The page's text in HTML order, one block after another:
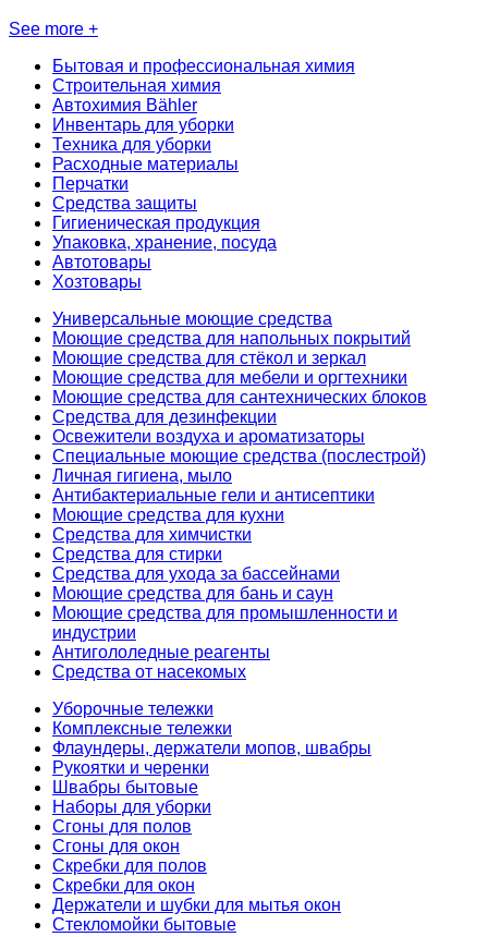
See more +
Бытовая и профессиональная химия
Строительная химия
Автохимия Bähler
Инвентарь для уборки
Техника для уборки
Расходные материалы
Перчатки
Средства защиты
Гигиеническая продукция
Упаковка, хранение, посуда
Автотовары
Хозтовары
Универсальные моющие средства
Моющие средства для напольных покрытий
Моющие средства для стёкол и зеркал
Моющие средства для мебели и оргтехники
Моющие средства для сантехнических блоков
Средства для дезинфекции
Освежители воздуха и ароматизаторы
Специальные моющие средства (послестрой)
Личная гигиена, мыло
Антибактериальные гели и антисептики
Моющие средства для кухни
Средства для химчистки
Средства для стирки
Средства для ухода за бассейнами
Моющие средства для бань и саун
Моющие средства для промышленности и
индустрии
Антигололедные реагенты
Средства от насекомых
Уборочные тележки
Комплексные тележки
Флаундеры, держатели мопов, швабры
Рукоятки и черенки
Швабры бытовые
Наборы для уборки
Сгоны для полов
Сгоны для окон
Скребки для полов
Скребки для окон
Держатели и шубки для мытья окон
Стекломойки бытовые